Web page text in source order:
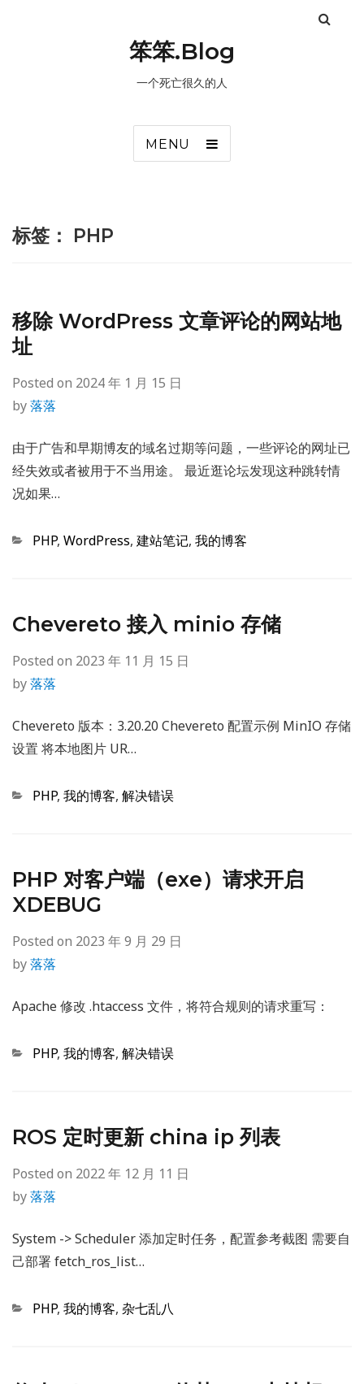
笨笨.Blog
一个死亡很久的人
MENU
标签： PHP
移除 WordPress 文章评论的网站地
址
Posted on 2024 年 1 月 15 日
by落落
由于广告和早期博友的域名过期等问题，一些评论的网址已
经失效或者被用于不当用途。 最近逛论坛发现这种跳转情
况如果…
Categories
PHP, WordPress, 建站笔记, 我的博客
Chevereto 接入 minio 存储
Posted on 2023 年 11 月 15 日
by落落
Chevereto 版本：3.20.20 Chevereto 配置示例 MinIO 存储
设置 将本地图片 UR…
Categories
PHP, 我的博客, 解决错误
PHP 对客户端（exe）请求开启
XDEBUG
Posted on 2023 年 9 月 29 日
by落落
Apache 修改 .htaccess 文件，将符合规则的请求重写：
Categories
PHP, 我的博客, 解决错误
ROS 定时更新 china ip 列表
Posted on 2022 年 12 月 11 日
by落落
System -> Scheduler 添加定时任务，配置参考截图 需要自
己部署 fetch_ros_list…
Categories
PHP, 我的博客, 杂七乱八